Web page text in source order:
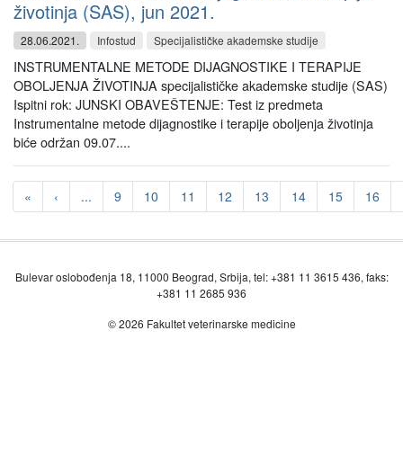
životinja (SAS), jun 2021.
28.06.2021. Infostud Specijalističke akademske studije
INSTRUMENTALNE METODE DIJAGNOSTIKE I TERAPIJE
OBOLJENJA ŽIVOTINJA specijalističke akademske studije (SAS)
Ispitni rok: JUNSKI OBAVEŠTENJE: Test iz predmeta
Instrumentalne metode dijagnostike i terapije oboljenja životinja
biće održan 09.07....
« ‹ ... 9 10 11 12 13 14 15 16
Bulevar oslobođenja 18, 11000 Beograd, Srbija, tel: +381 11 3615 436, faks:
+381 11 2685 936
© 2026 Fakultet veterinarske medicine